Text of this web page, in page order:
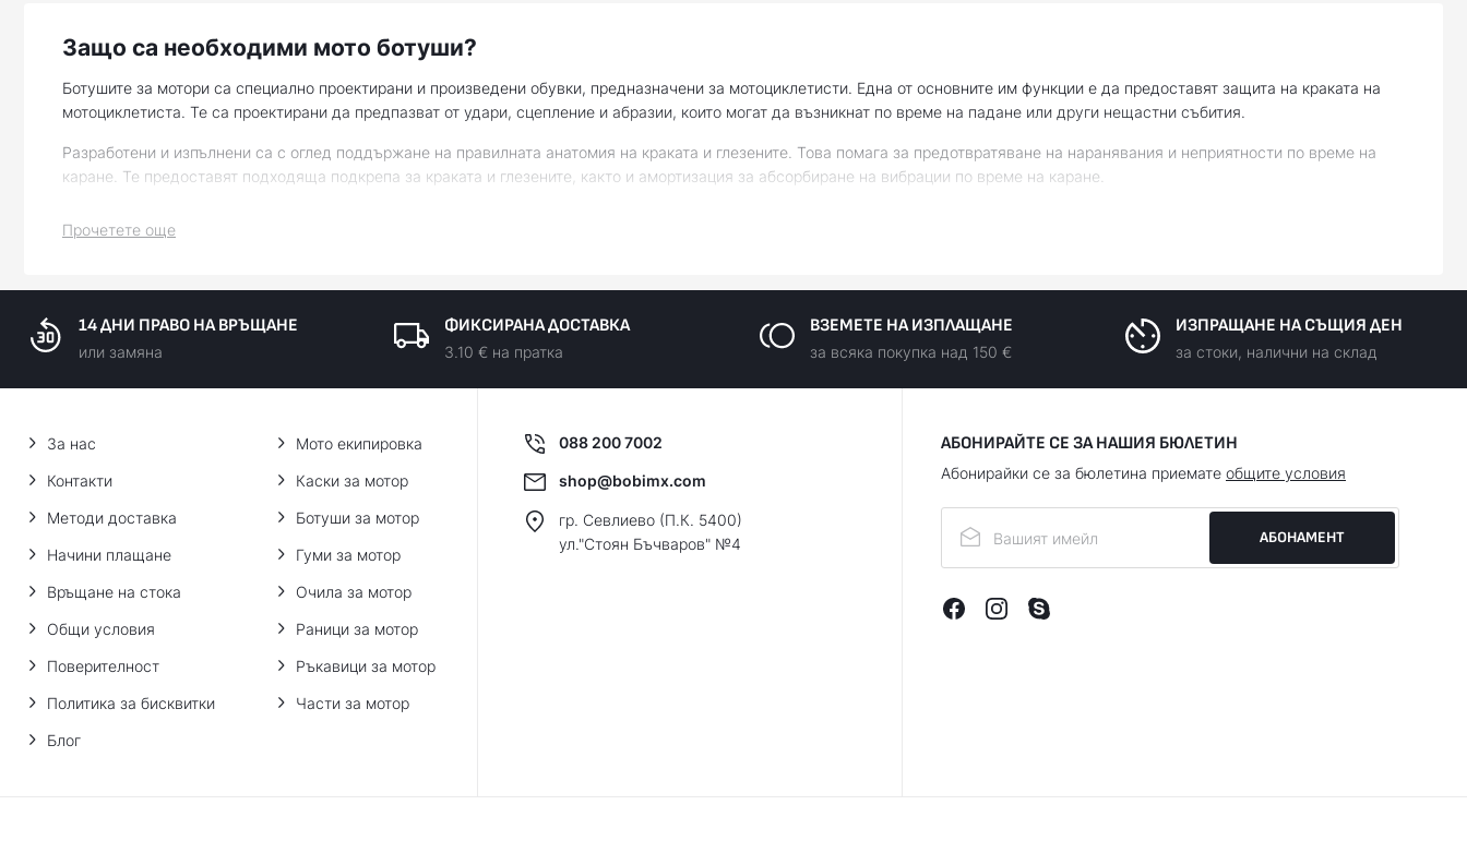
Защо са необходими мото ботуши?
Ботушите за мотори са специално проектирани и произведени обувки, предназначени за мотоциклетисти. Една от основните им функции е да предоставят защита на краката на
мотоциклетиста. Те са проектирани да предпазват от удари, сцепление и абразии, които могат да възникнат по време на падане или други нещастни събития.
Разработени и изпълнени са с оглед поддържане на правилната анатомия на краката и глезените. Това помага за предотвратяване на наранявания и неприятности по време на
каране. Те предоставят подходяща подкрепа за краката и глезените, както и амортизация за абсорбиране на вибрации по време на каране.
Прочетете още
14 ДНИ ПРАВО НА ВРЪЩАНЕ
или замяна
ФИКСИРАНА ДОСТАВКА
3.10 € на пратка
ВЗЕМЕТЕ НА ИЗПЛАЩАНЕ
за всяка покупка над 150 €
ИЗПРАЩАНЕ НА СЪЩИЯ ДЕН
за стоки, налични на склад
За нас
Контакти
Методи доставка
Начини плащане
Връщане на стока
Общи условия
Поверителност
Политика за бисквитки
Блог
Мото екипировка
Каски за мотор
Ботуши за мотор
Гуми за мотор
Очила за мотор
Раници за мотор
Ръкавици за мотор
Части за мотор
088 200 7002
shop@bobimx.com
гр. Севлиево (П.К. 5400)
ул."Стоян Бъчваров" №4
АБОНИРАЙТЕ СЕ ЗА НАШИЯ БЮЛЕТИН
Абонирайки се за бюлетина приемате общите условия
АБОНАМЕНТ